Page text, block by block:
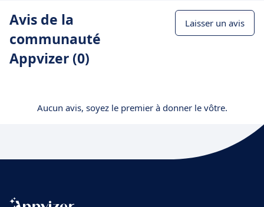
Avis de la
communauté
Appvizer (0)
Laisser un avis
Aucun avis, soyez le premier à donner le vôtre.